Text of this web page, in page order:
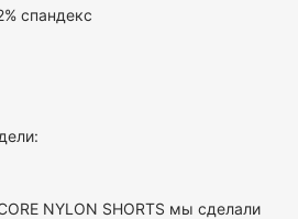
спандекс
NYLON SHORTS мы сделали